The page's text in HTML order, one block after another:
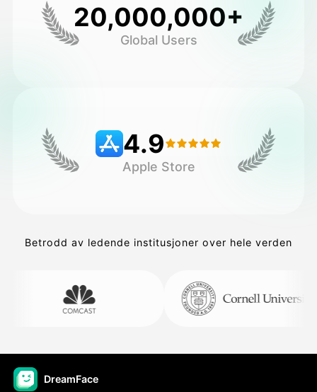
20,000,000+
Global Users
4.9
Apple Store
Betrodd av ledende institusjoner over hele verden
DreamFace